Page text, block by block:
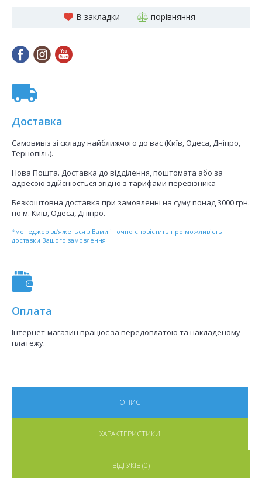
В закладки порівняння
Доставка
Самовивіз зі складу найближчого до вас (Київ, Одеса, Дніпро,
Тернопіль).
Нова Пошта. Доставка до відділення, поштомата або за
адресою здійснюється згідно з тарифами перевізника
Безкоштовна доставка при замовленні на суму понад 3000 грн.
по м. Київ, Одеса, Дніпро.
*менеджер зв’яжеться з Вами і точно сповістить про можливість
доставки Вашого замовлення
Оплата
Інтернет-магазин працює за передоплатою та накладеному
платежу.
ОПИС
ХАРАКТЕРИСТИКИ
ВІДГУКІВ (0)